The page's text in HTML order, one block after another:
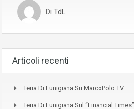
Di TdL
Articoli recenti
Terra Di Lunigiana Su MarcoPolo TV
Terra Di Lunigiana Sul “Financial Times”